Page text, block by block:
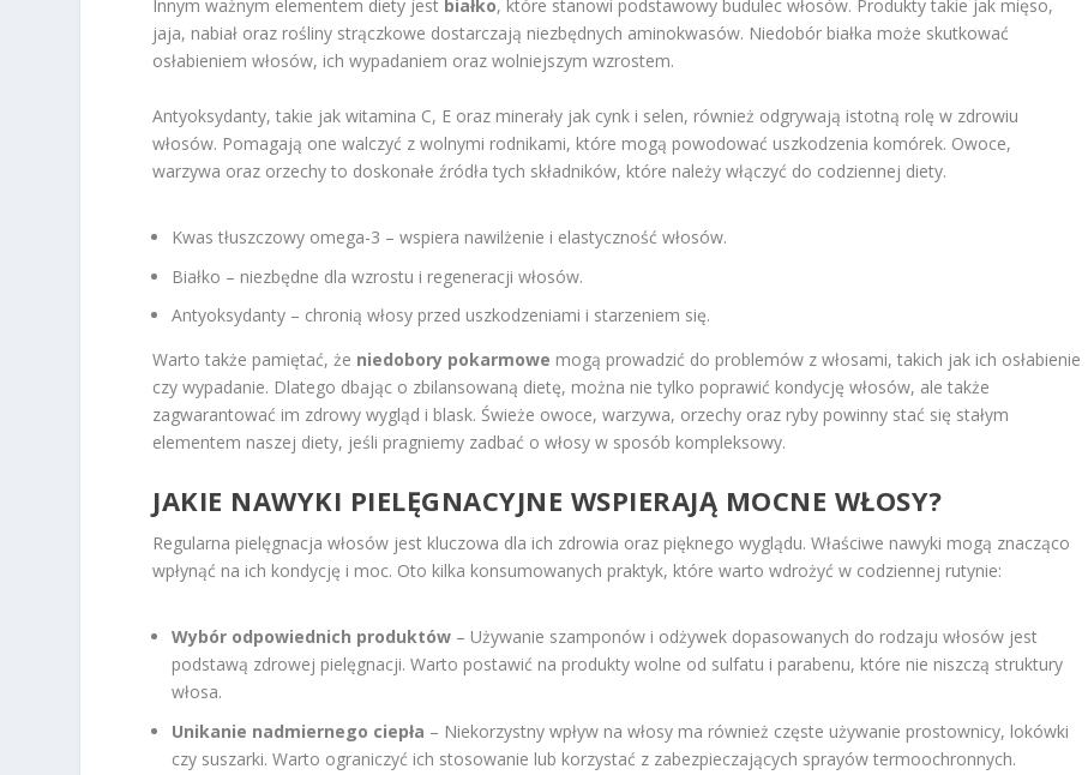
Innym ważnym elementem diety jest białko, które stanowi podstawowy budulec włosów. Produkty takie jak mięso,
jaja, nabiał oraz rośliny strączkowe dostarczają niezbędnych aminokwasów. Niedobór białka może skutkować
osłabieniem włosów, ich wypadaniem oraz wolniejszym wzrostem.
Antyoksydanty, takie jak witamina C, E oraz minerały jak cynk i selen, również odgrywają istotną rolę w zdrowiu
włosów. Pomagają one walczyć z wolnymi rodnikami, które mogą powodować uszkodzenia komórek. Owoce,
warzywa oraz orzechy to doskonałe źródła tych składników, które należy włączyć do codziennej diety.
Kwas tłuszczowy omega-3 – wspiera nawilżenie i elastyczność włosów.
Białko – niezbędne dla wzrostu i regeneracji włosów.
Antyoksydanty – chronią włosy przed uszkodzeniami i starzeniem się.
Warto także pamiętać, że niedobory pokarmowe mogą prowadzić do problemów z włosami, takich jak ich osłabienie
czy wypadanie. Dlatego dbając o zbilansowaną dietę, można nie tylko poprawić kondycję włosów, ale także
zagwarantować im zdrowy wygląd i blask. Świeże owoce, warzywa, orzechy oraz ryby powinny stać się stałym
elementem naszej diety, jeśli pragniemy zadbać o włosy w sposób kompleksowy.
JAKIE NAWYKI PIELĘGNACYJNE WSPIERAJĄ MOCNE WŁOSY?
Regularna pielęgnacja włosów jest kluczowa dla ich zdrowia oraz pięknego wyglądu. Właściwe nawyki mogą znacząco
wpłynąć na ich kondycję i moc. Oto kilka konsumowanych praktyk, które warto wdrożyć w codziennej rutynie:
Wybór odpowiednich produktów – Używanie szamponów i odżywek dopasowanych do rodzaju włosów jest
podstawą zdrowej pielęgnacji. Warto postawić na produkty wolne od sulfatu i parabenu, które nie niszczą struktury
włosa.
Unikanie nadmiernego ciepła – Niekorzystny wpływ na włosy ma również częste używanie prostownicy, lokówki
czy suszarki. Warto ograniczyć ich stosowanie lub korzystać z zabezpieczających sprayów termoochronnych.